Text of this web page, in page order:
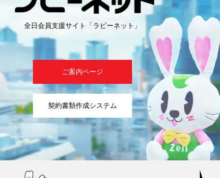
全日会員支援サイト「ラビーネット」
ご案内ページ
契約書類作成システム